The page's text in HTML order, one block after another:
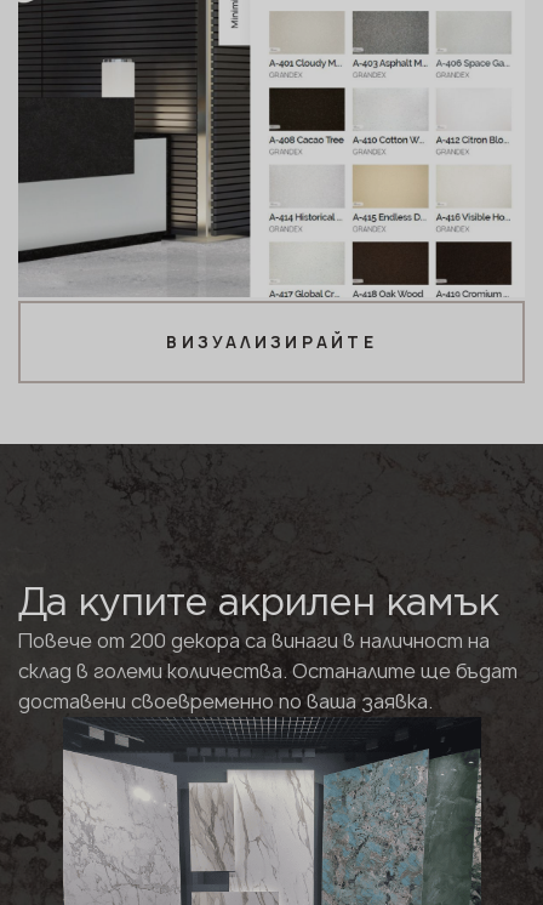
ВИЗУАЛИЗИРАЙТЕ
Да купите акрилен камък
Повече от 200 декора са винаги в наличност на
склад в големи количества. Останалите ще бъдат
доставени своевременно по ваша заявка.